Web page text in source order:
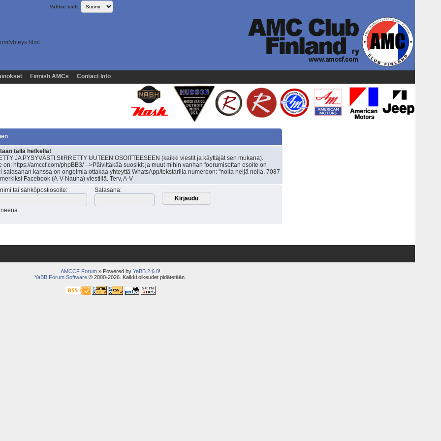
Valitse kieli:
yhteys.html
Finnish AMCs Contact Info
tällä hetkellä!
JA PYSYVÄSTI SIIRRETTY UUTEEN OSOITTEESEEN (kaikki viestit ja käyttäjät sen mukana).
on: https://amccf.com/phpBB3/ -->Päivittäkää suosikit ja muut mihin vanhan foorumisoftan osoite on
salasanan kanssa on ongelmia ottakaa yhteyttä WhatsApp/tekstarilla numeroon: "nolla neljä nolla, 7087
Facebook (A-V Nauha) viestillä. Terv, A-V
tai sähköpostiosoite: Salasana:
AMCCF Forum» Powered by YaBB 2.6.0!
YaBB Forum Software © 2000-2026. Kaikki oikeudet pidätetään.